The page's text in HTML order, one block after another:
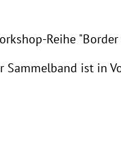
Reihe
Sammelband ist in